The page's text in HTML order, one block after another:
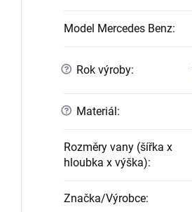
Model Mercedes Benz:
? Rok výroby:
? Materiál:
Rozměry vany (šířka x
hloubka x výška):
Značka/Výrobce: